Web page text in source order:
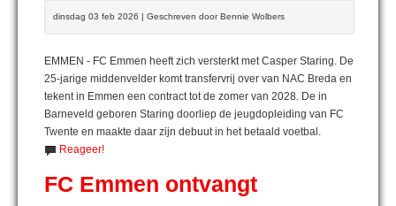
dinsdag 03 feb 2026 | Geschreven door Bennie Wolbers
EMMEN - FC Emmen heeft zich versterkt met Casper Staring. De
25-jarige middenvelder komt transfervrij over van NAC Breda en
tekent in Emmen een contract tot de zomer van 2028. De in
Barneveld geboren Staring doorliep de jeugdopleiding van FC
Twente en maakte daar zijn debuut in het betaald voetbal.
Reageer!
FC Emmen ontvangt